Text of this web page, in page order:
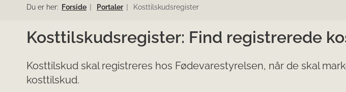
Du er her: Forside Portaler Kosttilskudsregister
Kosttilskudsregister: Find registrerede
Kosttilskud skal registreres hos Fødevarestyrelsen, når de skal
kosttilskud.